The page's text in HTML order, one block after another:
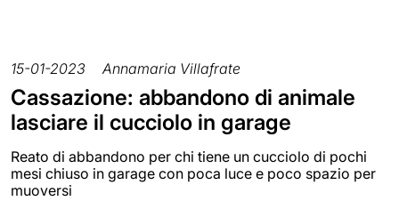
15-01-2023 Annamaria Villafrate
Cassazione: abbandono di animale
lasciare il cucciolo in garage
Reato di abbandono per chi tiene un cucciolo di pochi
mesi chiuso in garage con poca luce e poco spazio per
muoversi